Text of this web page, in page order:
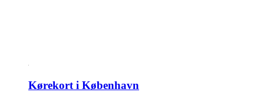
Kørekort i København